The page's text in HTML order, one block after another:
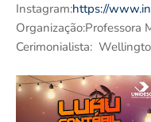
Instagram:https://
Organização:Professora
Cerimonialista: